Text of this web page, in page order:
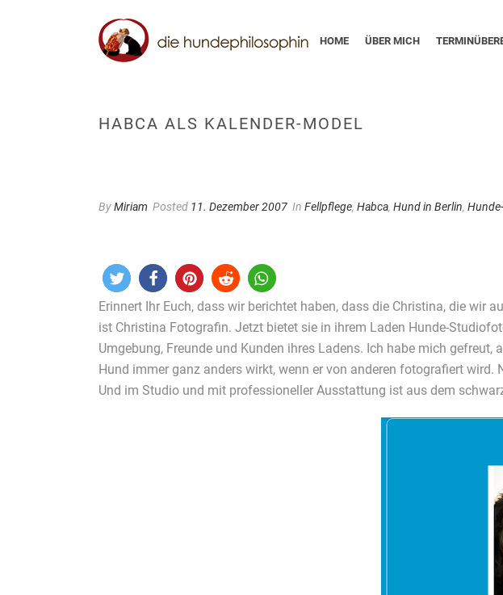
HOME ÜBER MICH
HABCA ALS KALENDER-MODEL
ByMiriam Posted 11. Dezember 2007 In Fellpflege, Habca, Hund in Berlin,
Erinnert Ihr Euch, dass wir berichtet haben, dass die Christina, die wir
ist Christina Fotografin. Jetzt bietet sie in ihrem Laden Hunde-
Umgebung, Freunde und Kunden ihres Ladens. Ich habe mich
Hund immer ganz anders wirkt, wenn er von anderen fotografiert
Und im Studio und mit professioneller Ausstattung ist aus dem